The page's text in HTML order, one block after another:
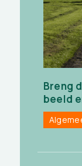
Breng
beeld